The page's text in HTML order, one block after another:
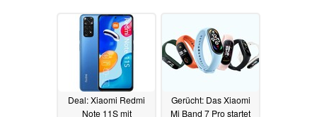
Deal: Xiaomi Redmi
Note 11S mit
Gerücht: Das Xiaomi
Mi Band 7 Pro startet